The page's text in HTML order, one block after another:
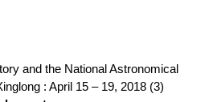
and the National Astronomical
: April 15 – 19, 2018 (3)